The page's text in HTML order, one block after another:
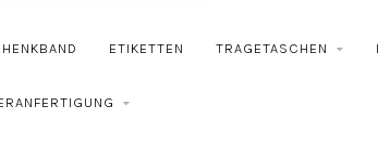
ETIKETTEN TRAGETASCHEN